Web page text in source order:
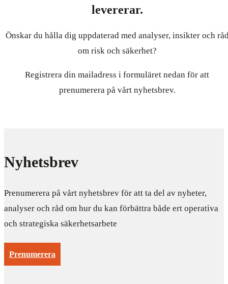
levererar.
Önskar du hålla dig uppdaterad med analyser, insikter och
om risk och säkerhet?
Registrera din mailadress i formuläret nedan för att
prenumerera på vårt nyhetsbrev.
Nyhetsbrev
Prenumerera på vårt nyhetsbrev för att ta del av nyheter,
analyser och råd om hur du kan förbättra både ert operativa
och strategiska säkerhetsarbete
Prenumerera